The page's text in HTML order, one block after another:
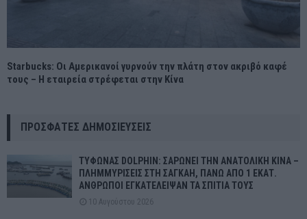
Starbucks: Οι Αμερικανοί γυρνούν την πλάτη στον ακριβό καφέ
τους – Η εταιρεία στρέφεται στην Κίνα
ΠΡΌΣΦΑΤΕΣ ΔΗΜΟΣΙΕΎΣΕΙΣ
ΤΥΦΩΝΑΣ DOLPHIN: ΣΑΡΩΝΕΙ ΤΗΝ ΑΝΑΤΟΛΙΚΗ ΚΙΝΑ –
ΠΛΗΜΜΥΡΙΣΕΙΣ ΣΤΗ ΣΑΓΚΑΗ, ΠΑΝΩ ΑΠΟ 1 ΕΚΑΤ.
ΑΝΘΡΩΠΟΙ ΕΓΚΑΤΕΛΕΙΨΑΝ ΤΑ ΣΠΙΤΙΑ ΤΟΥΣ
10 Αυγούστου 2026